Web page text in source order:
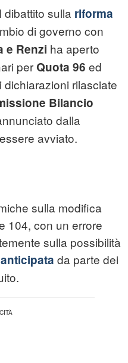
sulla riforma
di governo con
e Renzi ha aperto
per Quota 96 ed
rilasciate
Bilancio
dalla
avviato.
sulla modifica
104, con un errore
sulla possibilità
da parte dei